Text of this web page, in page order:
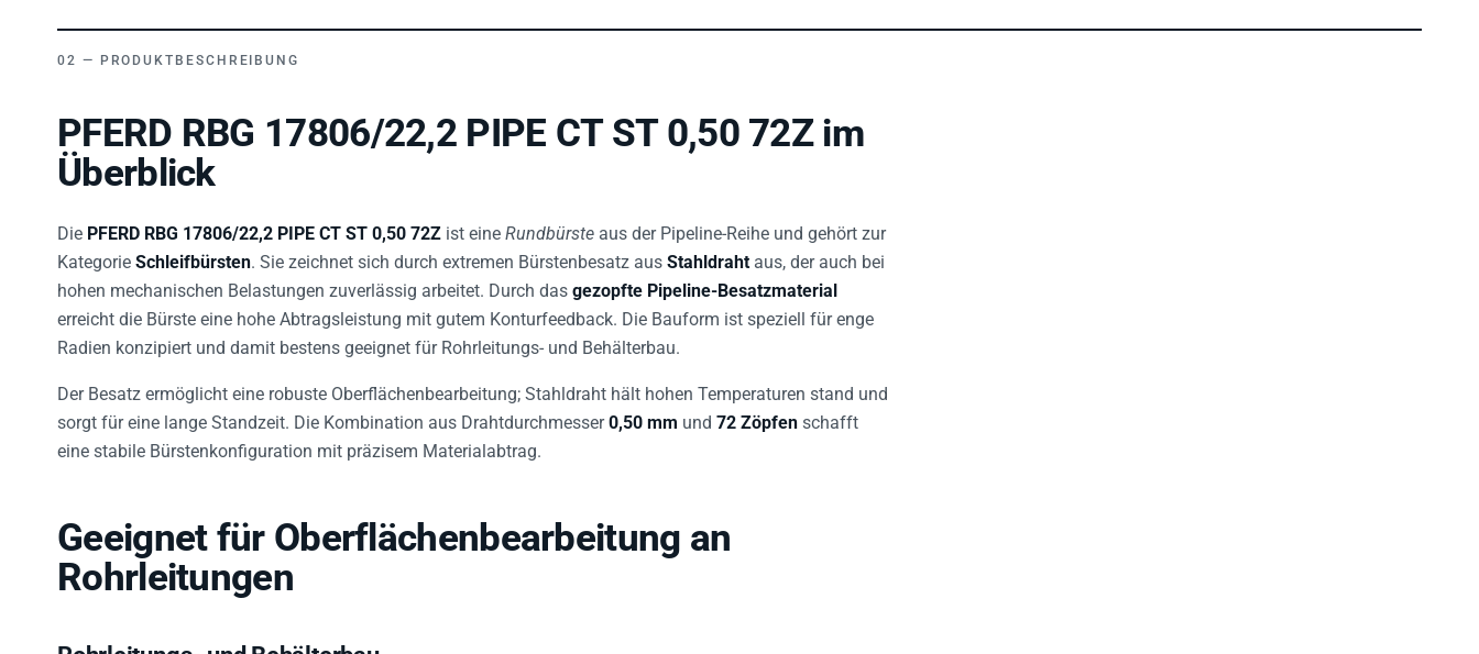
PFERD RBG 17806/22,2 PIPE CT ST 0,50 72Z im
Überblick
Die PFERD RBG 17806/22,2 PIPE CT ST 0,50 72Z ist eine Rundbürste
aus der Pipeline-Reihe und gehört zur
Kategorie Schleifbürsten . Sie zeichnet sich durch extremen Bürstenbesatz aus Stahldraht aus, der auch bei
hohen mechanischen Belastungen zuverlässig arbeitet. Durch das
gezopfte Pipeline-Besatzmaterial
erreicht die Bürste eine hohe Abtragsleistung mit gutem Konturfeedback. Die Bauform ist speziell für enge
Radien konzipiert und damit bestens geeignet für Rohrleitungs- und Behälterbau.
Der Besatz ermöglicht eine robuste Oberflächenbearbeitung; Stahldraht hält hohen Temperaturen stand und
sorgt für eine lange Standzeit. Die Kombination aus Drahtdurchmesser 0,50 mm und 72 Zöpfen
schafft
eine stabile Bürstenkonfiguration mit präzisem Materialabtrag.
Geeignet für Oberflächenbearbeitung an
Rohrleitungen
Rohrleitungs- und Behälterbau